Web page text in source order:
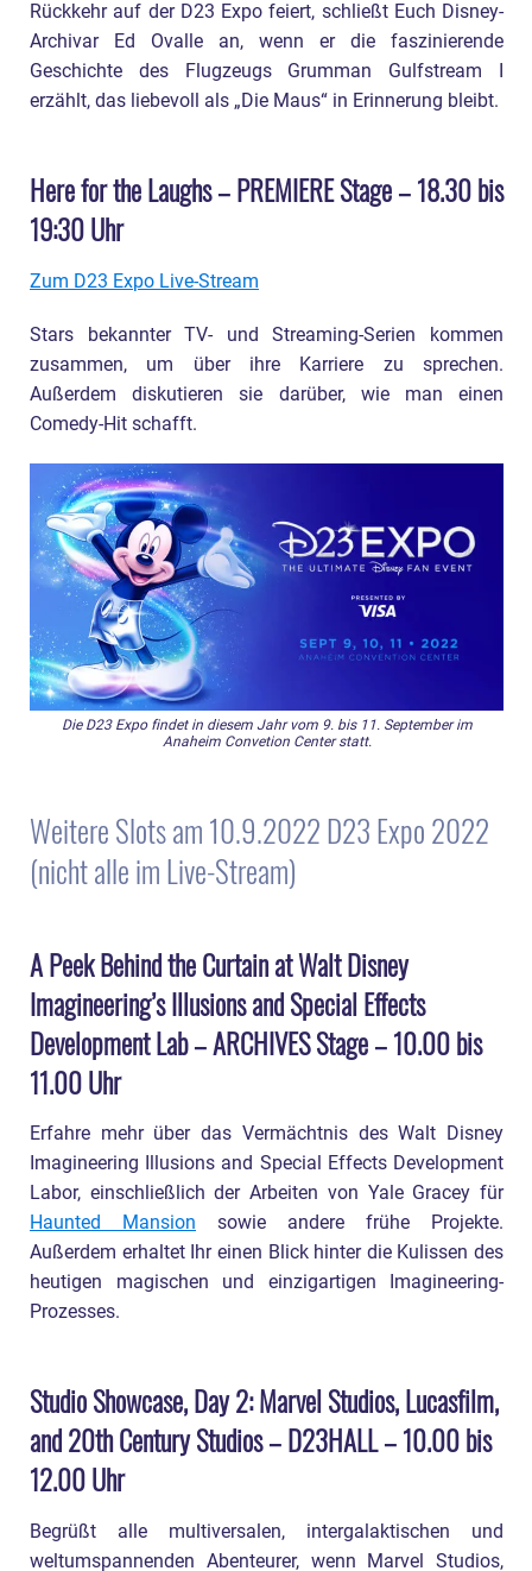
Rückkehr auf der D23 Expo feiert, schließt Euch Disney-
Archivar Ed Ovalle an, wenn er die faszinierende
Geschichte des Flugzeugs Grumman Gulfstream I
erzählt, das liebevoll als „Die Maus“ in Erinnerung bleibt.
Here for the Laughs – PREMIERE Stage – 18.30 bis
19:30 Uhr
Zum D23 Expo Live-Stream
Stars bekannter TV- und Streaming-Serien kommen
zusammen, um über ihre Karriere zu sprechen.
Außerdem diskutieren sie darüber, wie man einen
Comedy-Hit schafft.
Die D23 Expo findet in diesem Jahr vom 9. bis 11. September im
Anaheim Convetion Center statt.
Weitere Slots am 10.9.2022 D23 Expo 2022
(nicht alle im Live-Stream)
A Peek Behind the Curtain at Walt Disney
Imagineering’s Illusions and Special Effects
Development Lab – ARCHIVES Stage – 10.00 bis
11.00 Uhr
Erfahre mehr über das Vermächtnis des Walt Disney
Imagineering Illusions and Special Effects Development
Labor, einschließlich der Arbeiten von Yale Gracey für
Haunted Mansion sowie andere frühe Projekte.
Außerdem erhaltet Ihr einen Blick hinter die Kulissen des
heutigen magischen und einzigartigen Imagineering-
Prozesses.
Studio Showcase, Day 2: Marvel Studios, Lucasfilm,
and 20th Century Studios – D23HALL – 10.00 bis
12.00 Uhr
Begrüßt alle multiversalen, intergalaktischen und
weltumspannenden Abenteurer, wenn Marvel Studios,